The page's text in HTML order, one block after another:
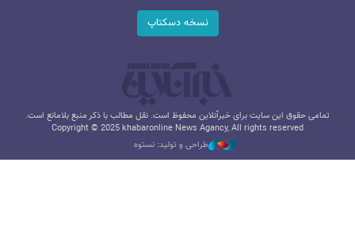
نسخه دسکتاپ
تمامی حقوق این سایت برای خبرآنلاین محفوظ است. نقل مطالب با ذکر منبع بلامانع است.
Copyright © 2025 khabaronline News Agancy, All rights reserved
طراحی و تولید: نستوه